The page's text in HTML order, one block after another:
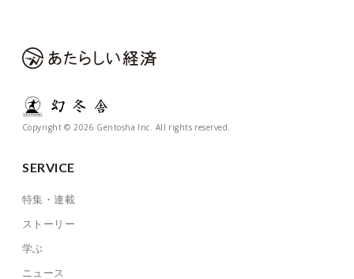
Copyright © 2026 Gentosha Inc. All rights reserved.
SERVICE
特集・連載
ストーリー
学ぶ
ニュース